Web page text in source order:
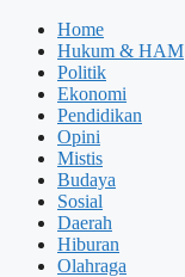
Home
Hukum & HAM
Politik
Ekonomi
Pendidikan
Opini
Mistis
Budaya
Sosial
Daerah
Hiburan
Olahraga